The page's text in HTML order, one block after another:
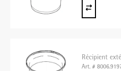
Récipient
Art. #